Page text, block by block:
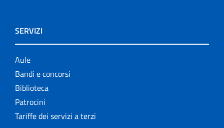
SERVIZI
Aule
Bandi e concorsi
Biblioteca
Patrocini
Tariffe dei servizi a terzi